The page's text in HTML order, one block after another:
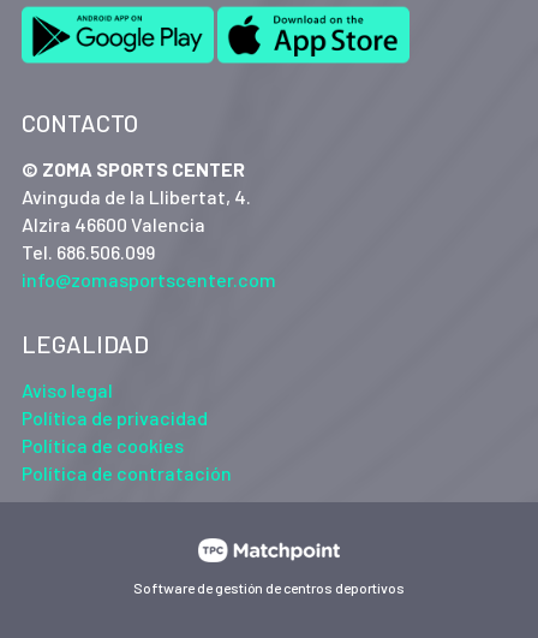
CONTACTO
© ZOMA SPORTS CENTER
Avinguda de la Llibertat, 4.
Alzira 46600 Valencia
Tel. 686.506.099
info@zomasportscenter.com
LEGALIDAD
Aviso legal
Política de privacidad
Política de cookies
Política de contratación
Software de gestión de centros deportivos